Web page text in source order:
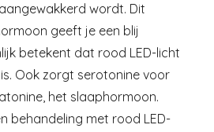
wordt. Dit
geeft je een blij
betekent dat rood LED-licht
Ook zorgt serotonine voor
het slaaphormoon.
behandeling met rood LED-